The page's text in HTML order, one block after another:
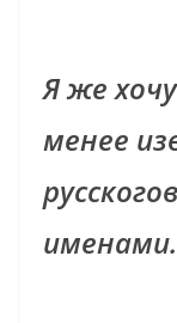
Я же
менее
именами.